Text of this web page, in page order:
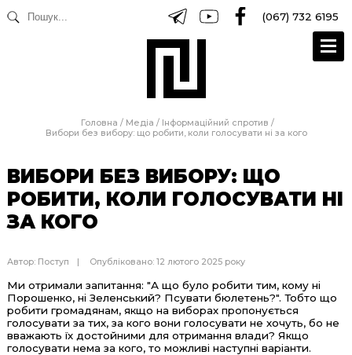
(067) 732 6195
Головна / Медіа / Інформаційний спротив /
Вибори без вибору: що робити, коли голосувати ні за кого
ВИБОРИ БЕЗ ВИБОРУ: ЩО
РОБИТИ, КОЛИ ГОЛОСУВАТИ НІ
ЗА КОГО
Автор: Поступ Опубліковано: 12 лютого 2025 року
Ми отримали запитання: "А що було робити тим, кому ні
Порошенко, ні Зеленський? Псувати бюлетень?". Тобто що
робити громадянам, якщо на виборах пропонується
голосувати за тих, за кого вони голосувати не хочуть, бо не
вважають їх достойними для отримання влади? Якщо
голосувати нема за кого, то можливі наступні варіанти.